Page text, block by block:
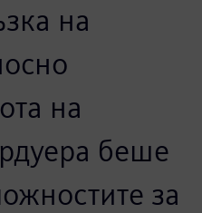
град и
Метрополитен